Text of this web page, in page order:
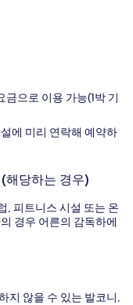
으로 이용 가능(1박 기
에 미리 연락해 예약하
해당하는 경우)
, 피트니스 시설 또는 온
경우 어른의 감독하에
지 않을 수 있는 발코니,